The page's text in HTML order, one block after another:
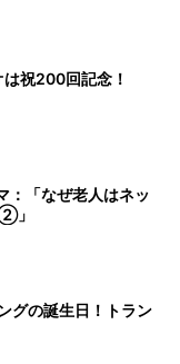
祝200回記念！
：「なぜ老人はネッ
」
グの誕生日！トラン